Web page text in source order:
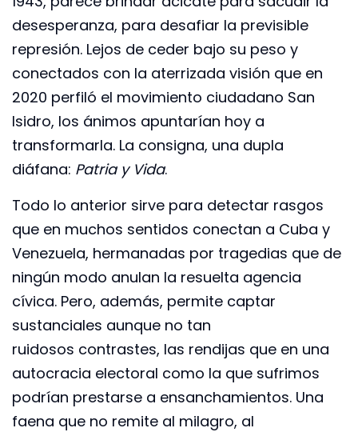
desesperanza, para desafiar la previsible
represión. Lejos de ceder bajo su peso y
conectados con la aterrizada visión que en
2020 perfiló el movimiento ciudadano San
Isidro, los ánimos apuntarían hoy a
transformarla. La consigna, una dupla
diáfana: Patria y Vida.
Todo lo anterior sirve para detectar rasgos
que en muchos sentidos conectan a Cuba y
Venezuela, hermanadas por tragedias que de
ningún modo anulan la resuelta agencia
cívica. Pero, además, permite captar
sustanciales aunque no tan
ruidosos contrastes, las rendijas que en una
autocracia electoral como la que sufrimos
podrían prestarse a ensanchamientos. Una
faena que no remite al milagro, al